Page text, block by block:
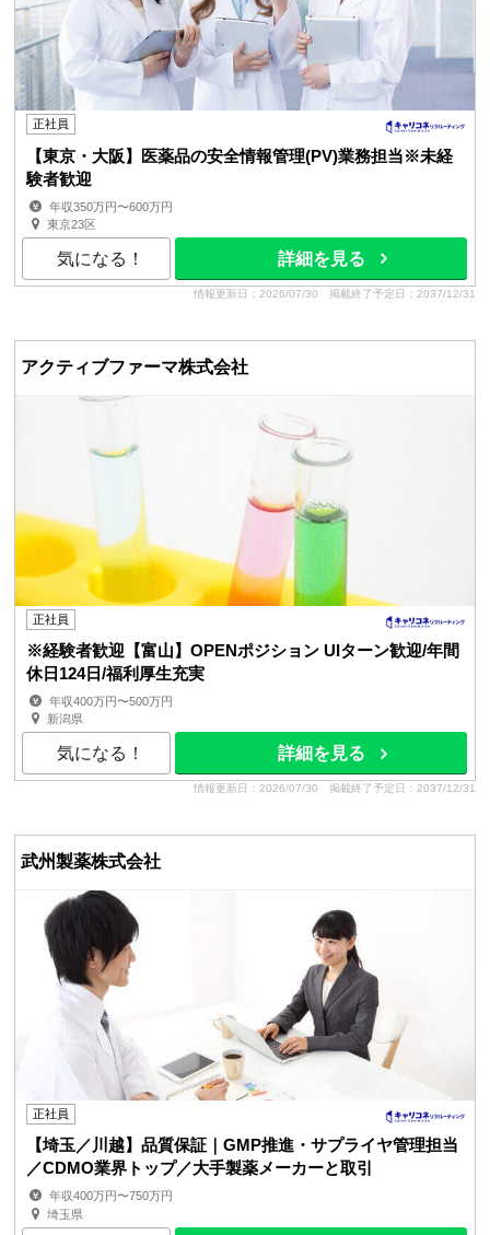
正社員
【東京・大阪】医薬品の安全情報管理(PV)業務担当※未経
験者歓迎
年収350万円〜600万円
東京23区
気になる！ 詳細を見る
情報更新日：2026/07/30 掲載終了予定日：2037/12/31
アクティブファーマ株式会社
正社員
※経験者歓迎【富山】OPENポジション UIターン歓迎/年間
休日124日/福利厚生充実
年収400万円〜500万円
新潟県
気になる！ 詳細を見る
情報更新日：2026/07/30 掲載終了予定日：2037/12/31
武州製薬株式会社
正社員
【埼玉／川越】品質保証｜GMP推進・サプライヤ管理担当
／CDMO業界トップ／大手製薬メーカーと取引
年収400万円〜750万円
埼玉県